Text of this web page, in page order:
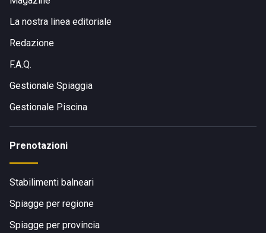
La nostra linea editoriale
Redazione
F.A.Q.
Gestionale Spiaggia
Gestionale Piscina
Prenotazioni
Stabilimenti balneari
Spiagge per regione
Spiagge per provincia